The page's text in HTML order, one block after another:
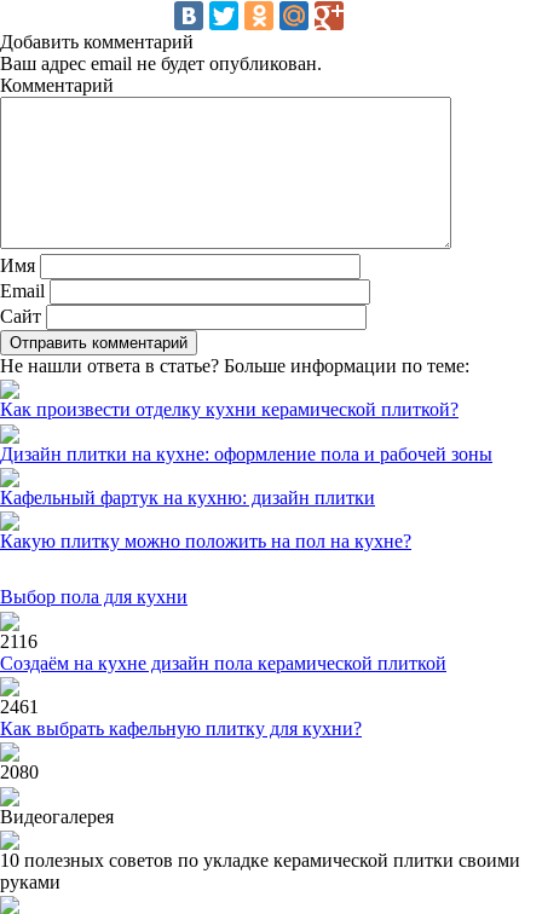
Добавить комментарий
Ваш адрес email не будет опубликован.
Комментарий
Имя
Email
Сайт
Не нашли ответа в статье? Больше информации по теме:
Как произвести отделку кухни керамической плиткой?
Дизайн плитки на кухне: оформление пола и рабочей зоны
Кафельный фартук на кухню: дизайн плитки
Какую плитку можно положить на пол на кухне?
Выбор пола для кухни
2116
Создаём на кухне дизайн пола керамической плиткой
2461
Как выбрать кафельную плитку для кухни?
2080
Видеогалерея
10 полезных советов по укладке керамической плитки своими
руками